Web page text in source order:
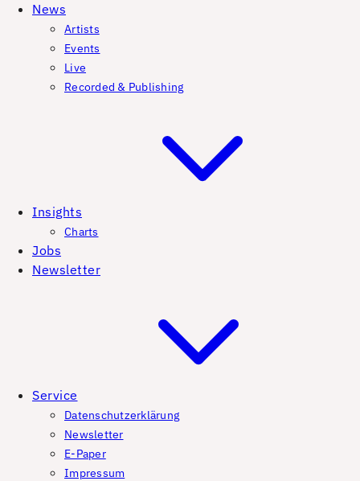
News
Artists
Events
Live
Recorded & Publishing
Insights
Charts
Jobs
Newsletter
Service
Datenschutzerklärung
Newsletter
E-Paper
Impressum